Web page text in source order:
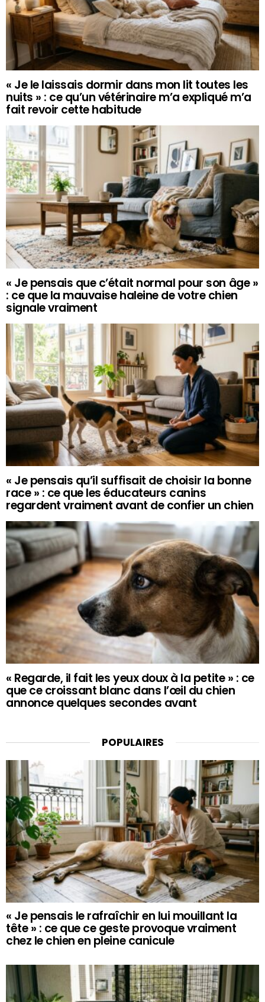
« Je le laissais dormir dans mon lit toutes les
nuits » : ce qu’un vétérinaire m’a expliqué m’a
fait revoir cette habitude
« Je pensais que c’était normal pour son âge »
: ce que la mauvaise haleine de votre chien
signale vraiment
« Je pensais qu’il suffisait de choisir la bonne
race » : ce que les éducateurs canins
regardent vraiment avant de confier un chien
« Regarde, il fait les yeux doux à la petite » : ce
que ce croissant blanc dans l’œil du chien
annonce quelques secondes avant
POPULAIRES
« Je pensais le rafraîchir en lui mouillant la
tête » : ce que ce geste provoque vraiment
chez le chien en pleine canicule